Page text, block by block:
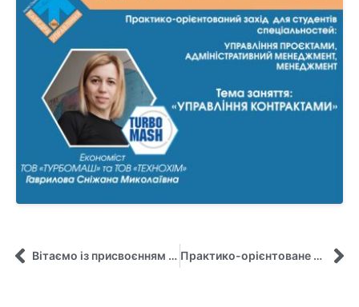
Вітаємо із присвоєнням вченого звання доцента! Практико-орієнтоване навчання з місцевих податків для студентів спеціальності «Публічне управління та адміністрування»